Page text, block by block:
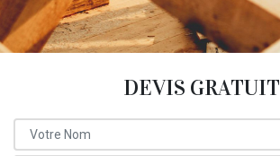
DEVIS GRATUIT